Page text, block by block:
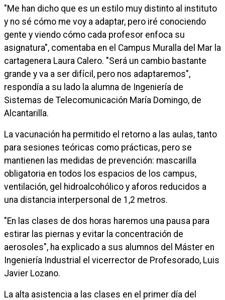
"Me han dicho que es un estilo muy distinto al instituto
y no sé cómo me voy a adaptar, pero iré conociendo
gente y viendo cómo cada profesor enfoca su
asignatura", comentaba en el Campus Muralla del Mar la
cartagenera Laura Calero. "Será un cambio bastante
grande y va a ser difícil, pero nos adaptaremos",
respondía a su lado la alumna de Ingeniería de
Sistemas de Telecomunicación María Domingo, de
Alcantarilla.
La vacunación ha permitido el retorno a las aulas, tanto
para sesiones teóricas como prácticas, pero se
mantienen las medidas de prevención: mascarilla
obligatoria en todos los espacios de los campus,
ventilación, gel hidroalcohólico y aforos reducidos a
una distancia interpersonal de 1,2 metros.
"En las clases de dos horas haremos una pausa para
estirar las piernas y evitar la concentración de
aerosoles", ha explicado a sus alumnos del Máster en
Ingeniería Industrial el vicerrector de Profesorado, Luis
Javier Lozano.
La alta asistencia a las clases en el primer día del